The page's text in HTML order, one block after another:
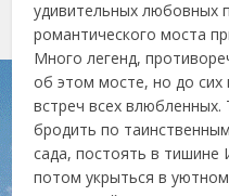
удивительных любовных
романтического моста
Много легенд,
об этом мосте, но до
встреч всех
бродить по
сада, постоять в тишине
потом укрыться в